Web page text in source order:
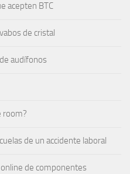
acepten BTC
de cristal
audífonos
room?
de un accidente laboral
de componentes